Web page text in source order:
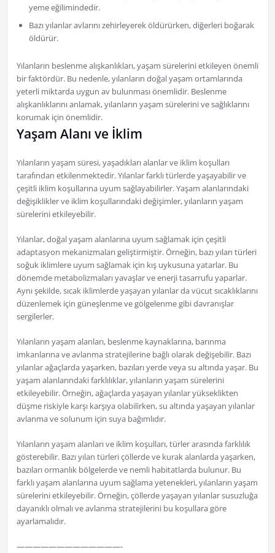
yeme eğilimindedir.
Bazı yılanlar avlarını zehirleyerek öldürürken, diğerleri boğarak
öldürür.
Yılanların beslenme alışkanlıkları, yaşam sürelerini etkileyen önemli
bir faktördür. Bu nedenle, yılanların doğal yaşam ortamlarında
yeterli miktarda uygun av bulunması önemlidir. Beslenme
alışkanlıklarını anlamak, yılanların yaşam sürelerini ve sağlıklarını
korumak için önemlidir.
Yaşam Alanı ve İklim
Yılanların yaşam süresi, yaşadıkları alanlar ve iklim koşulları
tarafından etkilenmektedir. Yılanlar farklı türlerde yaşayabilir ve
çeşitli iklim koşullarına uyum sağlayabilirler. Yaşam alanlarındaki
değişiklikler ve iklim koşullarındaki değişimler, yılanların yaşam
sürelerini etkileyebilir.
Yılanlar, doğal yaşam alanlarına uyum sağlamak için çeşitli
adaptasyon mekanizmaları geliştirmiştir. Örneğin, bazı yılan türleri
soğuk iklimlere uyum sağlamak için kış uykusuna yatarlar. Bu
dönemde metabolizmaları yavaşlar ve enerji tasarrufu yaparlar.
Aynı şekilde, sıcak iklimlerde yaşayan yılanlar da vücut sıcaklıklarını
düzenlemek için güneşlenme ve gölgelenme gibi davranışlar
sergilerler.
Yılanların yaşam alanları, beslenme kaynaklarına, barınma
imkanlarına ve avlanma stratejilerine bağlı olarak değişebilir. Bazı
yılanlar ağaçlarda yaşarken, bazıları yerde veya su altında yaşar. Bu
yaşam alanlarındaki farklılıklar, yılanların yaşam sürelerini
etkileyebilir. Örneğin, ağaçlarda yaşayan yılanlar yükseklikten
düşme riskiyle karşı karşıya olabilirken, su altında yaşayan yılanlar
avlanma ve solunum için suya bağımlıdır.
Yılanların yaşam alanları ve iklim koşulları, türler arasında farklılık
gösterebilir. Bazı yılan türleri çöllerde ve kurak alanlarda yaşarken,
bazıları ormanlık bölgelerde ve nemli habitatlarda bulunur. Bu
farklı yaşam alanlarına uyum sağlama yetenekleri, yılanların yaşam
sürelerini etkileyebilir. Örneğin, çöllerde yaşayan yılanlar susuzluğa
dayanıklı olmalı ve avlanma stratejilerini bu koşullara göre
ayarlamalıdır.
—————————————-